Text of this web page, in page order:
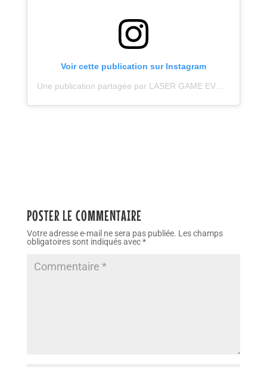
Voir cette publication sur Instagram
Une publication partagée par LASER GAME EVOLUTION LILLE (@lasergameevolutionlille)
POSTER LE COMMENTAIRE
Votre adresse e-mail ne sera pas publiée. Les champs
obligatoires sont indiqués avec*